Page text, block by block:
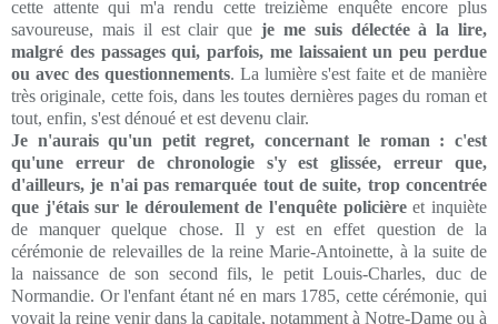
cette attente qui m'a rendu cette treizième enquête encore plus
savoureuse, mais il est clair que je me suis délectée à la lire,
malgré des passages qui, parfois, me laissaient un peu perdue
ou avec des questionnements. La lumière s'est faite et de manière
très originale, cette fois, dans les toutes dernières pages du roman et
tout, enfin, s'est dénoué et est devenu clair.
Je n'aurais qu'un petit regret, concernant le roman : c'est
qu'une erreur de chronologie s'y est glissée, erreur que,
d'ailleurs, je n'ai pas remarquée tout de suite, trop concentrée
que j'étais sur le déroulement de l'enquête policièreet inquiète
de manquer quelque chose. Il y est en effet question de la
cérémonie de relevailles de la reine Marie-Antoinette, à la suite de
la naissance de son second fils, le petit Louis-Charles, duc de
Normandie. Or l'enfant étant né en mars 1785, cette cérémonie, qui
voyait la reine venir dans la capitale, notamment à Notre-Dame ou à